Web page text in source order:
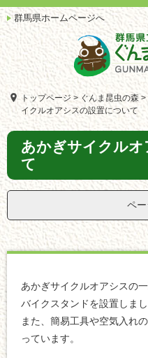
ペ
ー
ジ
の
す。
メ
ニ
ュ
ー
し
本
へ
群馬県ホームページへ
トップページ > ぐんま昆虫の森 >
イクルオアシスの設置について
本
あかぎサイクル
て
ペ
あかぎサイクルオアシスの
バイクスタンドを設置しまし
また、簡易工具や空気入れ
っています。